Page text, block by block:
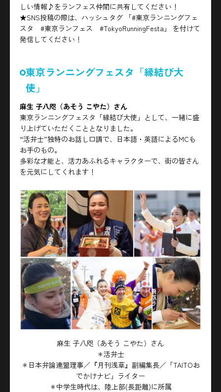
しい情報♪をランフェス仲間に共有してください！
★SNS投稿の際は、ハッシュタグ 「#東京ランニングフェ
スタ #東京ランフェス #TokyoRunningFesta」 を付けて
発信してください！
東京ランニングフェスタ「縁結び大
使」
麻生 子八咫（あそう こやた）さん
東京ランニングフェスタ「縁結び大使」として、一緒に盛
り上げていただくこととなりました。
“活弁士”独特のお話し口調で、日本語・英語によるMCも
お手のもの。
多彩な才能と、活力あふれるキャラクターで、街の皆さん
を元気にしてくれます！
麻生 子八咫（あそう こやた）さん
＊活弁士
＊日本弁論連盟理事／『月刊浅草』副編集長／「TAITOお
でかけナビ」ライター
＊中学生時代は、陸上部(長距離)に所属